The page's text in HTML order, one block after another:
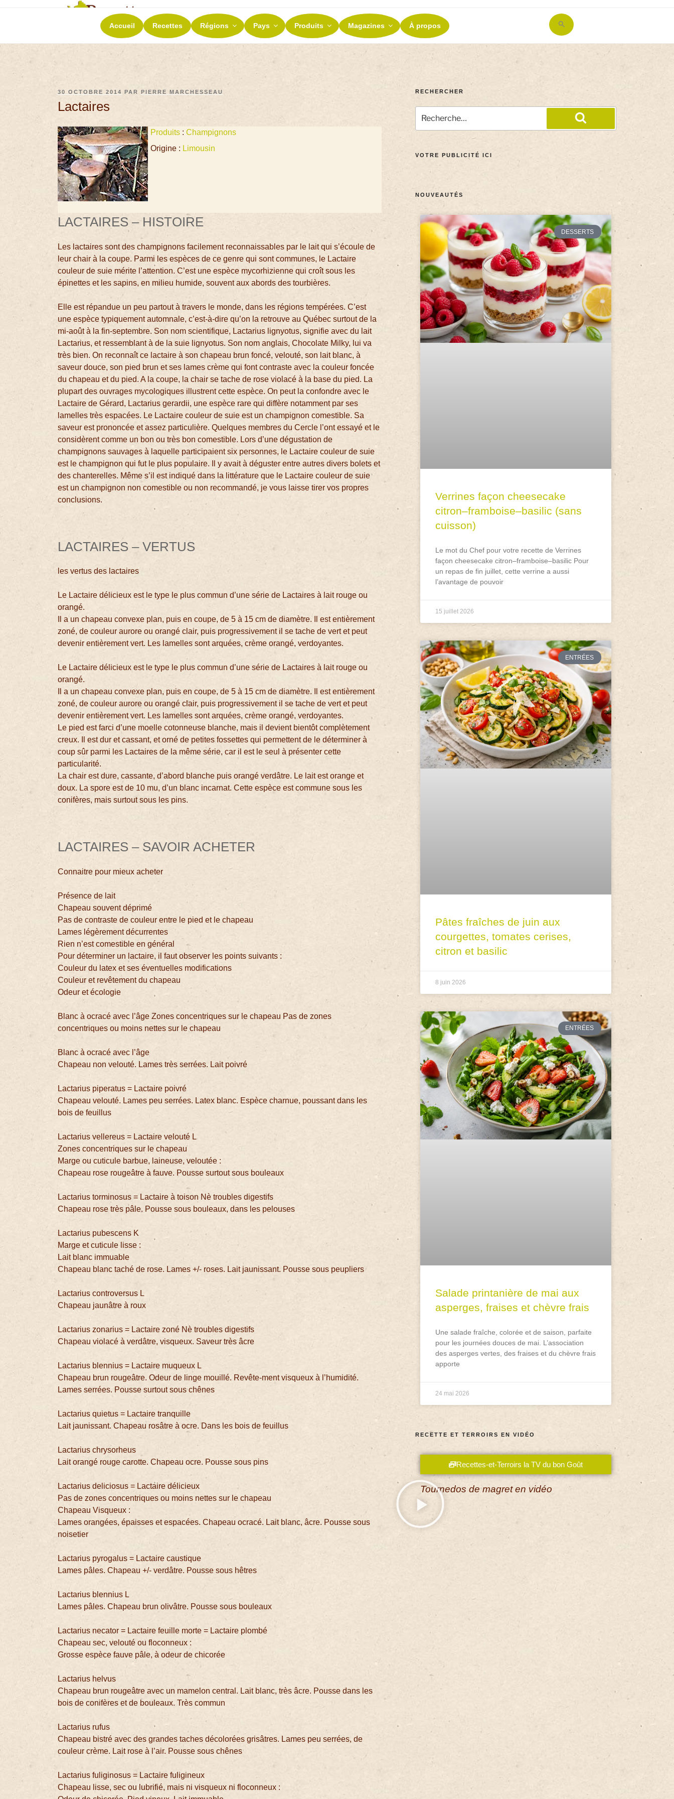
RECETTES ET TERROIRS
La richesse de nos terroirs
Accueil Recettes Régions Pays Produits Magazines À propos
Search
for:
30 OCTOBRE 2014 PARPIERRE MARCHESSEAU
Lactaires
Produits :Champignons
Origine : Limousin
LACTAIRES – HISTOIRE
Les lactaires sont des champignons facilement reconnaissables par le lait qui s’écoule de
leur chair à la coupe. Parmi les espèces de ce genre qui sont communes, le Lactaire
couleur de suie mérite l’attention. C’est une espèce mycorhizienne qui croît sous les
épinettes et les sapins, en milieu humide, souvent aux abords des tourbières.
Elle est répandue un peu partout à travers le monde, dans les régions tempérées. C’est
une espèce typiquement automnale, c’est-à-dire qu’on la retrouve au Québec surtout de la
mi-août à la fin-septembre. Son nom scientifique, Lactarius lignyotus, signifie avec du lait
Lactarius, et ressemblant à de la suie lignyotus. Son nom anglais, Chocolate Milky, lui va
très bien. On reconnaît ce lactaire à son chapeau brun foncé, velouté, son lait blanc, à
saveur douce, son pied brun et ses lames crème qui font contraste avec la couleur foncée
du chapeau et du pied. A la coupe, la chair se tache de rose violacé à la base du pied. La
plupart des ouvrages mycologiques illustrent cette espèce. On peut la confondre avec le
Lactaire de Gérard, Lactarius gerardii, une espèce rare qui diffère notamment par ses
lamelles très espacées. Le Lactaire couleur de suie est un champignon comestible. Sa
saveur est prononcée et assez particulière. Quelques membres du Cercle l’ont essayé et le
considèrent comme un bon ou très bon comestible. Lors d’une dégustation de
champignons sauvages à laquelle participaient six personnes, le Lactaire couleur de suie
est le champignon qui fut le plus populaire. Il y avait à déguster entre autres divers bolets et
des chanterelles. Même s’il est indiqué dans la littérature que le Lactaire couleur de suie
est un champignon non comestible ou non recommandé, je vous laisse tirer vos propres
conclusions.
LACTAIRES – VERTUS
les vertus des lactaires
Le Lactaire délicieux est le type le plus commun d’une série de Lactaires à lait rouge ou
orangé.
Il a un chapeau convexe plan, puis en coupe, de 5 à 15 cm de diamètre. Il est entièrement
zoné, de couleur aurore ou orangé clair, puis progressivement il se tache de vert et peut
devenir entièrement vert. Les lamelles sont arquées, crème orangé, verdoyantes.
Le Lactaire délicieux est le type le plus commun d’une série de Lactaires à lait rouge ou
orangé.
Il a un chapeau convexe plan, puis en coupe, de 5 à 15 cm de diamètre. Il est entièrement
zoné, de couleur aurore ou orangé clair, puis progressivement il se tache de vert et peut
devenir entièrement vert. Les lamelles sont arquées, crème orangé, verdoyantes.
Le pied est farci d’une moelle cotonneuse blanche, mais il devient bientôt complètement
creux. Il est dur et cassant, et orné de petites fossettes qui permettent de le déterminer à
coup sûr parmi les Lactaires de la même série, car il est le seul à présenter cette
particularité.
La chair est dure, cassante, d’abord blanche puis orangé verdâtre. Le lait est orange et
doux. La spore est de 10 mu, d’un blanc incarnat. Cette espèce est commune sous les
conifères, mais surtout sous les pins.
LACTAIRES – SAVOIR ACHETER
Connaitre pour mieux acheter
Présence de lait
Chapeau souvent déprimé
Pas de contraste de couleur entre le pied et le chapeau
Lames légèrement décurrentes
Rien n’est comestible en général
Pour déterminer un lactaire, il faut observer les points suivants :
Couleur du latex et ses éventuelles modifications
Couleur et revêtement du chapeau
Odeur et écologie
Blanc à ocracé avec l’âge Zones concentriques sur le chapeau Pas de zones
concentriques ou moins nettes sur le chapeau
Blanc à ocracé avec l’âge
Chapeau non velouté. Lames très serrées. Lait poivré
Lactarius piperatus = Lactaire poivré
Chapeau velouté. Lames peu serrées. Latex blanc. Espèce charnue, poussant dans les
bois de feuillus
Lactarius vellereus = Lactaire velouté L
Zones concentriques sur le chapeau
Marge ou cuticule barbue, laineuse, veloutée :
Chapeau rose rougeâtre à fauve. Pousse surtout sous bouleaux
Lactarius torminosus = Lactaire à toison Nè troubles digestifs
Chapeau rose très pâle. Pousse sous bouleaux, dans les pelouses
Lactarius pubescens K
Marge et cuticule lisse :
Lait blanc immuable
Chapeau blanc taché de rose. Lames +/- roses. Lait jaunissant. Pousse sous peupliers
Lactarius controversus L
Chapeau jaunâtre à roux
Lactarius zonarius = Lactaire zoné Nè troubles digestifs
Chapeau violacé à verdâtre, visqueux. Saveur très âcre
Lactarius blennius = Lactaire muqueux L
Chapeau brun rougeâtre. Odeur de linge mouillé. Revête-ment visqueux à l’humidité.
Lames serrées. Pousse surtout sous chênes
Lactarius quietus = Lactaire tranquille
Lait jaunissant. Chapeau rosâtre à ocre. Dans les bois de feuillus
Lactarius chrysorheus
Lait orangé rouge carotte. Chapeau ocre. Pousse sous pins
Lactarius deliciosus = Lactaire délicieux
Pas de zones concentriques ou moins nettes sur le chapeau
Chapeau Visqueux :
Lames orangées, épaisses et espacées. Chapeau ocracé. Lait blanc, âcre. Pousse sous
noisetier
Lactarius pyrogalus = Lactaire caustique
Lames pâles. Chapeau +/- verdâtre. Pousse sous hêtres
Lactarius blennius L
Lames pâles. Chapeau brun olivâtre. Pousse sous bouleaux
Lactarius necator = Lactaire feuille morte = Lactaire plombé
Chapeau sec, velouté ou floconneux :
Grosse espèce fauve pâle, à odeur de chicorée
Lactarius helvus
Chapeau brun rougeâtre avec un mamelon central. Lait blanc, très âcre. Pousse dans les
bois de conifères et de bouleaux. Très commun
Lactarius rufus
Chapeau bistré avec des grandes taches décolorées grisâtres. Lames peu serrées, de
couleur crème. Lait rose à l’air. Pousse sous chênes
Lactarius fuliginosus = Lactaire fuligineux
Chapeau lisse, sec ou lubrifié, mais ni visqueux ni floconneux :
RECHERCHER
VOTRE PUBLICITÉ ICI
NOUVEAUTÉS
DESSERTS
Verrines façon cheesecake
citron–framboise–basilic (sans
cuisson)
Le mot du Chef pour votre recette de Verrines
façon cheesecake citron–framboise–basilic Pour
un repas de fin juillet, cette verrine a aussi
l’avantage de pouvoir
15 juillet 2026
ENTRÉES
Pâtes fraîches de juin aux
courgettes, tomates cerises,
citron et basilic
8 juin 2026
ENTRÉES
Salade printanière de mai aux
asperges, fraises et chèvre frais
Une salade fraîche, colorée et de saison, parfaite
pour les journées douces de mai. L’association
des asperges vertes, des fraises et du chèvre frais
apporte
24 mai 2026
RECETTE ET TERROIRS EN VIDÉO
Recettes-et-Terroirs la TV du bon Goût
Tournedos de magret en vidéo